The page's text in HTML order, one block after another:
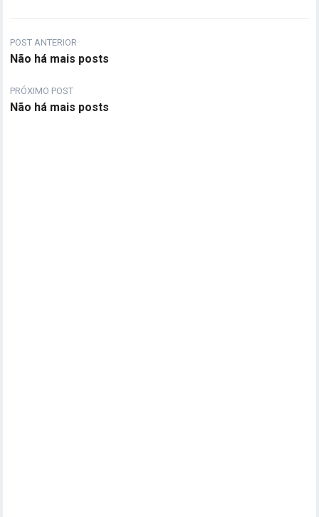
POST ANTERIOR
Não há mais posts
PRÓXIMO POST
Não há mais posts